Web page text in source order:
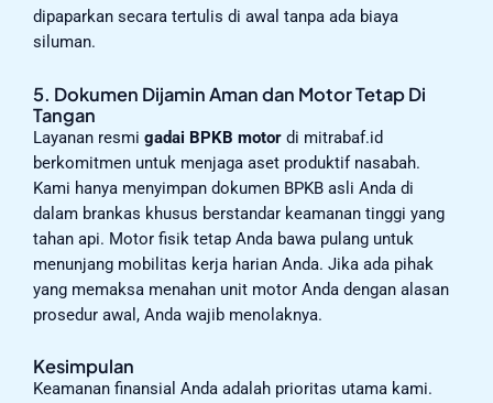
dipaparkan secara tertulis di awal tanpa ada biaya
siluman.
5. Dokumen Dijamin Aman dan Motor Tetap Di
Tangan
Layanan resmi gadai BPKB motor di mitrabaf.id
berkomitmen untuk menjaga aset produktif nasabah.
Kami hanya menyimpan dokumen BPKB asli Anda di
dalam brankas khusus berstandar keamanan tinggi yang
tahan api. Motor fisik tetap Anda bawa pulang untuk
menunjang mobilitas kerja harian Anda. Jika ada pihak
yang memaksa menahan unit motor Anda dengan alasan
prosedur awal, Anda wajib menolaknya.
Kesimpulan
Keamanan finansial Anda adalah prioritas utama kami.